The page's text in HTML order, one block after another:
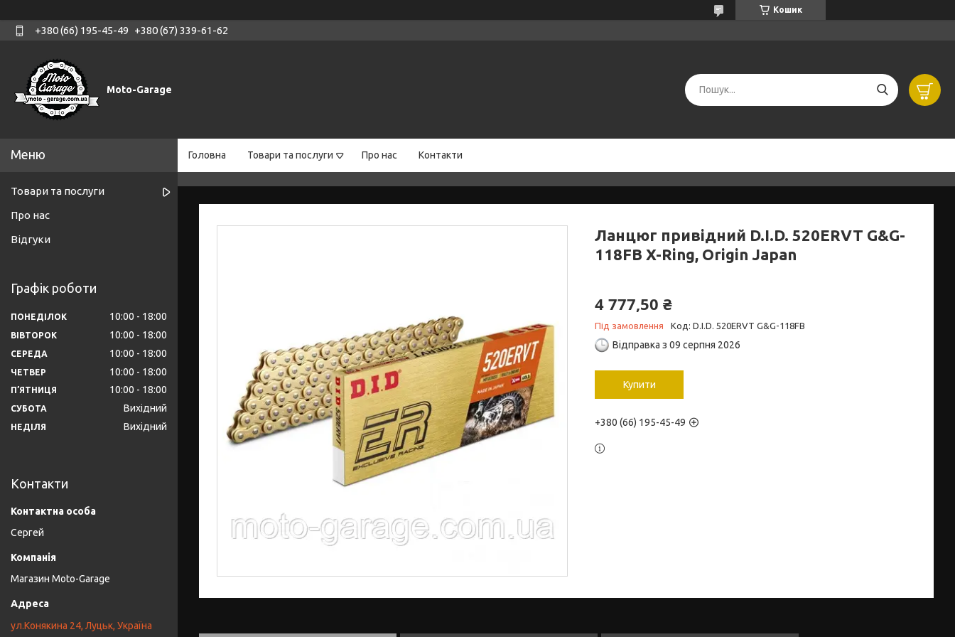
Кошик
+380 (66) 195-45-49 +380 (67) 339-61-62
Moto-Garage
Головна Товари та послуги Про нас Контакти
Ланцюг привідний D.I.D. 520ERVT G&G-
118FB X-Ring, Origin Japan
4 777,50 ₴
Під замовлення Код: D.I.D. 520ERVT G&G-118FB
Відправка з 09 серпня 2026
Купити
+380 (66) 195-45-49
Товари та послуги
Про нас
Відгуки
Графік роботи
ПОНЕДІЛОК 10:00 18:00
ВІВТОРОК 10:00 18:00
СЕРЕДА 10:00 18:00
ЧЕТВЕР 10:00 18:00
ПʼЯТНИЦЯ 10:00 18:00
СУБОТА Вихідний
НЕДІЛЯ Вихідний
Контакти
Сергей
Магазин Moto-Garage
ул.Конякина 24, Луцьк, Україна